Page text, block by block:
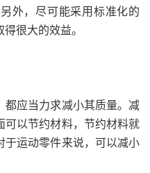
外，尽可能采用标准化的
很大的效益。
应当力求减小其质量。减
可以节约材料，节约材料就
于运动零件来说，可以减小